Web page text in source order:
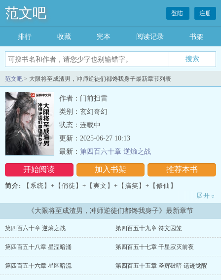
范文吧 登陆 注册
排行 收藏 完本 阅读记录 书架
范文吧 > 大限将至成渣男，冲师逆徒们都馋我身子最新章节列表
作者：门前扫雷
类别：玄幻奇幻
状态：连载中
开始阅读 加入书架 推荐本书
更新：2025-06-27 10:13
最新： 第四百六十章 逆熵之战
简介: 【系统】+【俏徒】+【爽文】+【搞笑】+【修仙】
冲师逆徒俏娇娘，苍苍白发对红妆。
龙凤阁里成双夜，一树梨花压海棠。
杨欢当了一千年舔狗，本以为自己杀青了，却没想到真正的剧本才刚
刚开始。
青梅妻子风华正茂，闷骚师尊风韵犹存，魅魔徒弟极致诱惑……唯独
展开 »
《大限将至成渣男，冲师逆徒们都馋我身子》最新章节
第四百六十章 逆熵之战 第四百五十九章 符文囚笼
第四百五十八章 星湮暗涌 第四百五十七章 千星寂灭前夜
第四百五十六章 星区暗流 第四百五十五章 圣辉破暗 遗迹觉醒